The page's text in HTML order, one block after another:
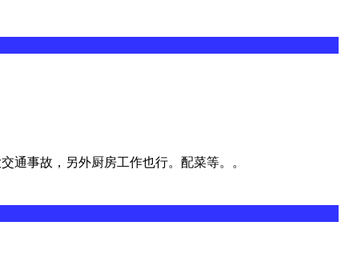
通事故，另外厨房工作也行。配菜等。。